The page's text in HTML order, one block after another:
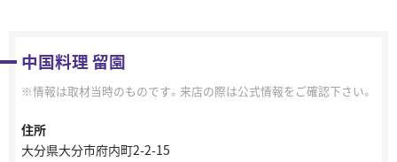
中国料理 留園
情報は取材当時のものです。来店の際は公式情報をご確認下さい。
住所
大分県大分市府内町2-2-15